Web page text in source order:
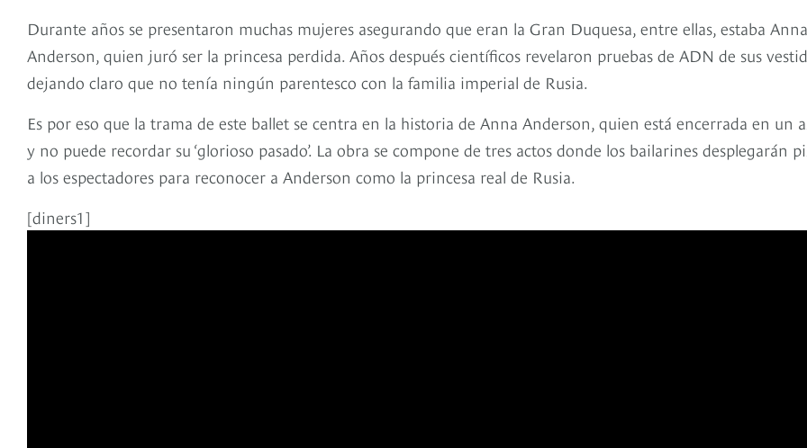
Durante años se presentaron muchas mujeres asegurando que eran la Gran Duquesa, entre ellas, estaba Anna
Anderson, quien juró ser la princesa perdida. Años después científicos revelaron pruebas de ADN de sus
dejando claro que no tenía ningún parentesco con la familia imperial de Rusia.
Es por eso que la trama de este ballet se centra en la historia de Anna Anderson, quien está encerrada en un
y no puede recordar su ‘glorioso pasado’. La obra se compone de tres actos donde los bailarines desplegarán
a los espectadores para reconocer a Anderson como la princesa real de Rusia.
[diners1]